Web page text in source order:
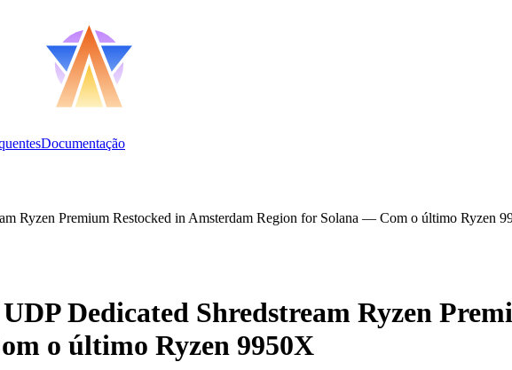
Documentação
Ryzen Premium Restocked in Amsterdam Region for Solana — Com o último Ryzen
Dedicated Shredstream Ryzen
o último Ryzen 9950X